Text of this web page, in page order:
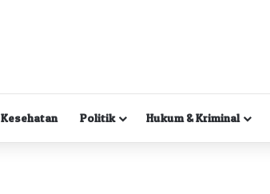
Kesehatan Politik Hukum & Kriminal